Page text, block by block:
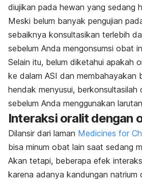
diujikan pada hewan yang sedang
Meski belum banyak pengujian
sebaiknya konsultasikan terlebih
sebelum Anda mengonsumsi obat
Selain itu, belum diketahui apakah
ke dalam ASI dan membahayakan
hendak menyusui,
sebelum Anda menggunakan
Interaksi oralit dengan
Dilansir dari laman Medicines for
bisa minum obat lain saat sedang
Akan tetapi, beberapa efek
karena adanya kandungan natrium